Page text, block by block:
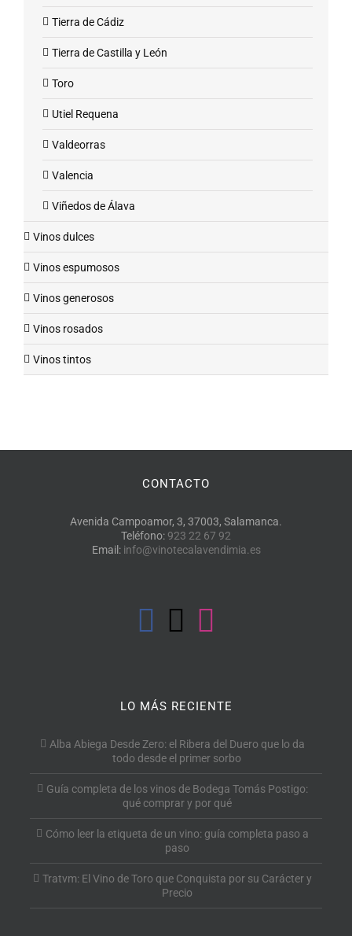
Tierra de Cádiz
Tierra de Castilla y León
Toro
Utiel Requena
Valdeorras
Valencia
Viñedos de Álava
Vinos dulces
Vinos espumosos
Vinos generosos
Vinos rosados
Vinos tintos
CONTACTO
Avenida Campoamor, 3, 37003, Salamanca.
Teléfono: 923 22 67 92
Email: info@vinotecalavendimia.es
LO MÁS RECIENTE
Alba Abiega Desde Zero: el Ribera del Duero que lo da
todo desde el primer sorbo
Guía completa de los vinos de Bodega Tomás Postigo:
qué comprar y por qué
Cómo leer la etiqueta de un vino: guía completa paso a
paso
Tratvm: El Vino de Toro que Conquista por su Carácter y
Precio